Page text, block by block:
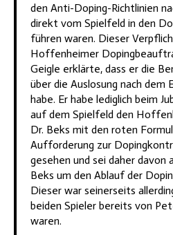
den Anti-Doping-Richtlinien
direkt vom Spielfeld in den
führen waren. Dieser
Hoffenheimer
Geigle erklärte, dass er die
über die Auslosung nach dem
habe. Er habe lediglich beim
auf dem Spielfeld den
Dr. Beks mit den roten
Aufforderung zur
gesehen und sei daher davon
Beks um den Ablauf der
Dieser war seinerseits
beiden Spieler bereits von
waren.